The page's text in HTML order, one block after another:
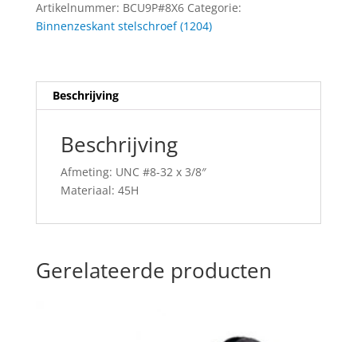
x
3/8"
Artikelnummer: BCU9P#8X6 Categorie:
Binnenzeskant stelschroef (1204)
Beschrijving
Beschrijving
Afmeting: UNC #8-32 x 3/8″
Materiaal: 45H
Gerelateerde producten